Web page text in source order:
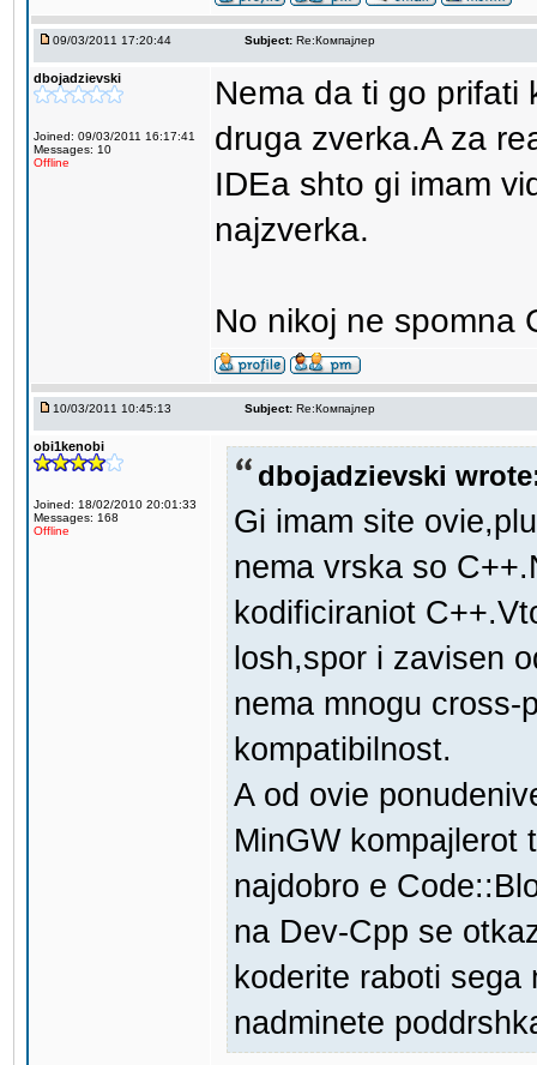
09/03/2011 17:20:44 Subject: Re:Компајлер
dbojadzievski
Joined: 09/03/2011 16:17:41
Messages: 10
Offline
Nema da ti go prifati
druga zverka.A za
IDEa shto gi imam
najzverka.
No nikoj ne spomna
10/03/2011 10:45:13 Subject: Re:Компајлер
obi1kenobi
Joined: 18/02/2010 20:01:33
Messages: 168
Offline
dbojadzievski
Gi imam site
nema vrska so
kodificiraniot
losh,spor i zavisen
nema mnogu cross-
kompatibilnost.
A od ovie
MinGW kompajlerot
najdobro e
na Dev-Cpp se
koderite raboti
nadminete